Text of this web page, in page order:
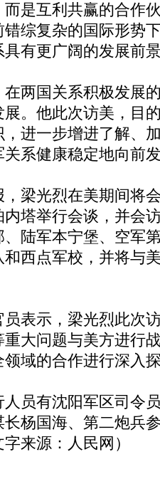
是互利共赢的合作
综复杂的国际形势
有更广阔的发展前
国关系积极发展
。他此次访美，目
进一步增进了解、
系健康稳定地向前
光烈在美期间将
塔举行会谈，并会
陆军本宁堡、空军
西点军校，并将与
示，梁光烈此次
大问题与美方进行
域的合作进行深入
有沈阳军区司令
杨国海、第二炮兵
来源：人民网）